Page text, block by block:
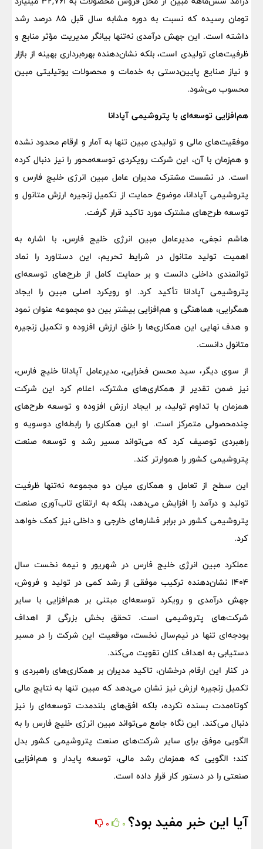
تومان رسیده که نسبت به دوره مشابه سال قبل 85 درصد رشد
داشته است. این جهش درآمدی نه‌تنها بیانگر مدیریت مؤثر منابع و
ظرفیت‌های تولیدی است، بلکه نشان‌دهنده بهره‌برداری بهینه از بازار
و نیاز صنایع پایین‌دستی به خدمات و محصولات یوتیلیتی مبین
محسوب می‌شود.
هم‌افزایی توسعه‌ای با پتروشیمی آپادانا
موفقیت‌های مالی و تولیدی مبین تنها به آمار و ارقام محدود نشده
و هم‌زمان با آن، این شرکت رویکردی توسعه‌محور را نیز دنبال کرده
است. در نشست مشترک مدیران عامل مبین انرژی خلیج فارس و
پتروشیمی آپادانا، موضوع حمایت از تکمیل زنجیره ارزش متانول و
توسعه طرح‌های مشترک مورد تاکید قرار گرفت.
هاشم نجفی، مدیرعامل مبین انرژی خلیج فارس، با اشاره به
اهمیت تولید متانول در شرایط تحریم، این دستاورد را نماد
توانمندی داخلی دانست و بر حمایت کامل از طرح‌های توسعه‌ای
پتروشیمی آپادانا تأکید کرد. او رویکرد اصلی مبین را ایجاد
همگرایی، هماهنگی و هم‌افزایی بیشتر بین دو مجموعه عنوان نمود
و هدف نهایی این همکاری‌ها را خلق ارزش افزوده و تکمیل زنجیره
متانول دانست.
از سوی دیگر، سید محسن فخرایی، مدیرعامل آپادانا خلیج فارس،
نیز ضمن تقدیر از همکاری‌های مشترک، اعلام کرد این شرکت
همزمان با تداوم تولید، بر ایجاد ارزش افزوده و توسعه طرح‌های
چندمحصولی متمرکز است. او این همکاری را رابطه‌ای دوسویه و
راهبردی توصیف کرد که می‌تواند مسیر رشد و توسعه صنعت
پتروشیمی کشور را هموارتر کند.
این سطح از تعامل و همکاری میان دو مجموعه نه‌تنها ظرفیت
تولید و درآمد را افزایش می‌دهد، بلکه به ارتقای تاب‌آوری صنعت
پتروشیمی کشور در برابر فشارهای خارجی و داخلی نیز کمک خواهد
کرد.
عملکرد مبین انرژی خلیج فارس در شهریور و نیمه نخست سال
1404 نشان‌دهنده ترکیب موفقی از رشد کمی در تولید و فروش،
جهش درآمدی و رویکرد توسعه‌ای مبتنی بر هم‌افزایی با سایر
شرکت‌های پتروشیمی است. تحقق بخش بزرگی از اهداف
بودجه‌ای تنها در نیم‌سال نخست، موقعیت این شرکت را در مسیر
دستیابی به اهداف کلان تقویت می‌کند.
در کنار این ارقام درخشان، تاکید مدیران بر همکاری‌های راهبردی و
تکمیل زنجیره ارزش نیز نشان می‌دهد که مبین تنها به نتایج مالی
کوتاه‌مدت بسنده نکرده، بلکه افق‌های بلندمدت توسعه‌ای را نیز
دنبال می‌کند. این نگاه جامع می‌تواند مبین انرژی خلیج فارس را به
الگویی موفق برای سایر شرکت‌های صنعت پتروشیمی کشور بدل
کند؛ الگویی که همزمان رشد مالی، توسعه پایدار و هم‌افزایی
صنعتی را در دستور کار قرار داده است.
آیا این خبر مفید بود؟ 0
0